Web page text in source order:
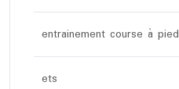
entrainement course à pied
ets